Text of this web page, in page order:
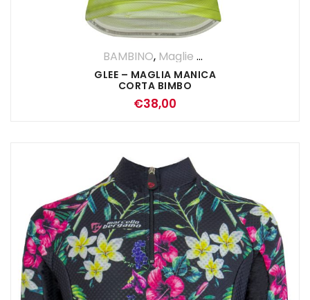
BAMBINO, Maglie Manica Corta
GLEE – MAGLIA MANICA
CORTA BIMBO
€38,00